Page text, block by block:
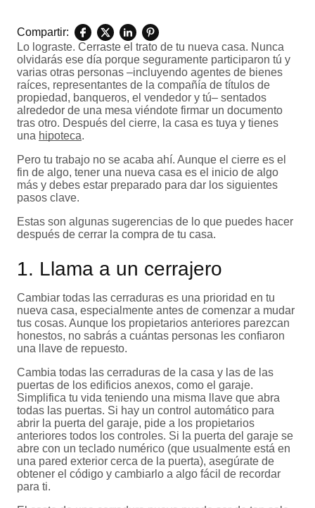
Compartir:
Lo lograste. Cerraste el trato de tu nueva casa. Nunca
olvidarás ese día porque seguramente participaron tú y
varias otras personas –incluyendo agentes de bienes
raíces, representantes de la compañía de títulos de
propiedad, banqueros, el vendedor y tú– sentados
alrededor de una mesa viéndote firmar un documento
tras otro. Después del cierre, la casa es tuya y tienes
una hipoteca.
Pero tu trabajo no se acaba ahí. Aunque el cierre es el
fin de algo, tener una nueva casa es el inicio de algo
más y debes estar preparado para dar los siguientes
pasos clave.
Estas son algunas sugerencias de lo que puedes hacer
después de cerrar la compra de tu casa.
1. Llama a un cerrajero
Cambiar todas las cerraduras es una prioridad en tu
nueva casa, especialmente antes de comenzar a mudar
tus cosas. Aunque los propietarios anteriores parezcan
honestos, no sabrás a cuántas personas les confiaron
una llave de repuesto.
Cambia todas las cerraduras de la casa y las de las
puertas de los edificios anexos, como el garaje.
Simplifica tu vida teniendo una misma llave que abra
todas las puertas. Si hay un control automático para
abrir la puerta del garaje, pide a los propietarios
anteriores todos los controles. Si la puerta del garaje se
abre con un teclado numérico (que usualmente está en
una pared exterior cerca de la puerta), asegúrate de
obtener el código y cambiarlo a algo fácil de recordar
para ti.